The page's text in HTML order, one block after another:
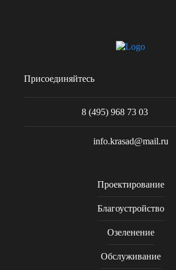
Присоединяйтесь
8 (495) 968 73 03
info.krasad@mail.ru
Проектирование
Благоустройство
Озеленение
Обслуживание